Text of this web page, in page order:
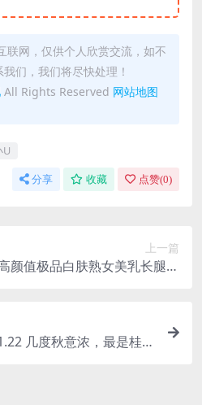
联网，仅供个人欣赏交流，如不
们，我们将尽快处理！
All Rights Reserved 网站地图
U
分享 收藏 点赞(0)
上一篇
颜值极品白肤熟女美乳长腿私
几度秋意浓，最是桂花